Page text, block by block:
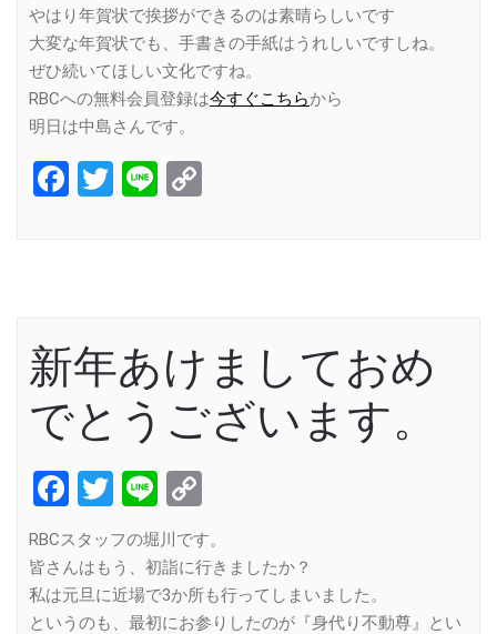
やはり年賀状で挨拶ができるのは素晴らしいです
大変な年賀状でも、手書きの手紙はうれしいですしね。
ぜひ続いてほしい文化ですね。
RBCへの無料会員登録は今すぐこちらから
明日は中島さんです。
Facebook
Twitter
Line
新年あけましておめ
でとうございます。
Facebook
Twitter
Line
Link
RBCスタッフの堀川です。
皆さんはもう、初詣に行きましたか？
私は元旦に近場で3か所も行ってしまいました。
というのも、最初にお参りしたのが『身代り不動尊』とい